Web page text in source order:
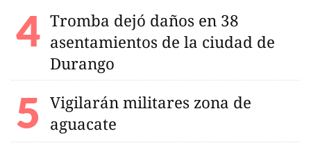
Tromba dejó daños en 38
asentamientos de la ciudad de
Durango
Vigilarán militares zona de
aguacate